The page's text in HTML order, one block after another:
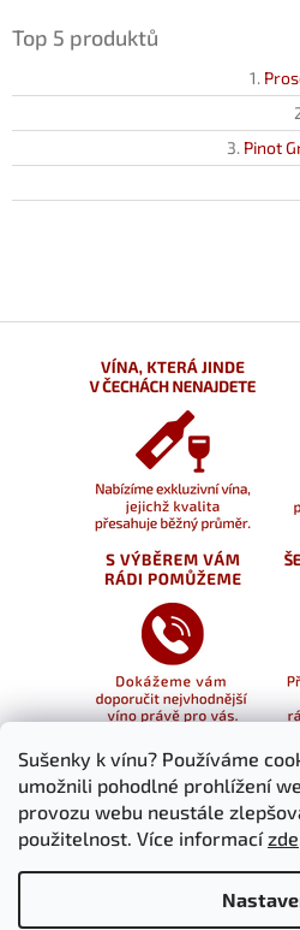
Sušenky k vínu? Používáme
umožnili pohodlné prohlížení
provozu webu neustále
použitelnost. Více informacízde
Top 5 produktů
Pinot